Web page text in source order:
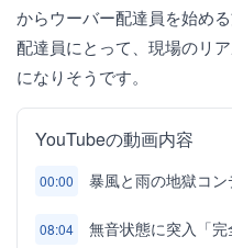
からウーバー配達員を始め
配達員にとって、現場のリ
になりそうです。
YouTubeの動画内容
00:00 暴風と雨の地獄コ
08:04 無音状態に突入「完